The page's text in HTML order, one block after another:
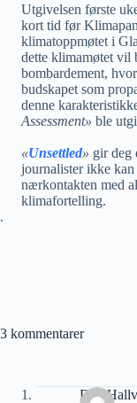
Utgivelsen første
kort tid før
klimatoppmøtet i
dette klimamøtet vil
bombardement,
budskapet som
denne
Assessment» ble
«Unsettled» gir deg
journalister ikke
nærkontakten med
klimafortelling.
.
3 kommentarer
Dag